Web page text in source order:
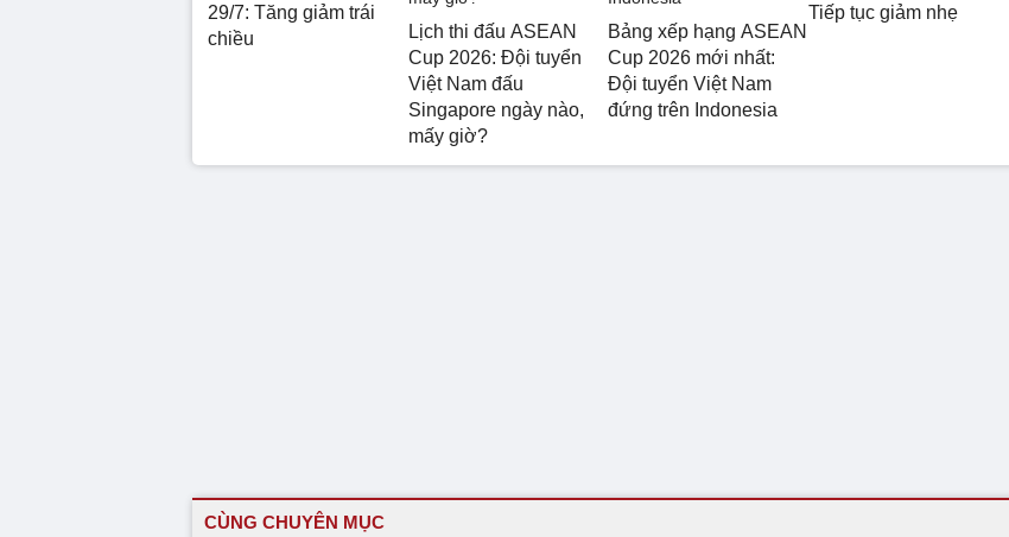
29/7: Tăng giảm trái
chiều
Lịch thi đấu ASEAN
Cup 2026: Đội tuyển
Việt Nam đấu
Singapore ngày nào,
mấy giờ?
Bảng xếp hạng ASEAN
Cup 2026 mới nhất:
Đội tuyển Việt Nam
đứng trên Indonesia
Tiếp tục giảm nhẹ
CÙNG CHUYÊN MỤC